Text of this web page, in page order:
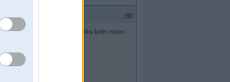
#89
tie paši 300€. Tas nav 1.2k par pliku ķēdes maiņu.